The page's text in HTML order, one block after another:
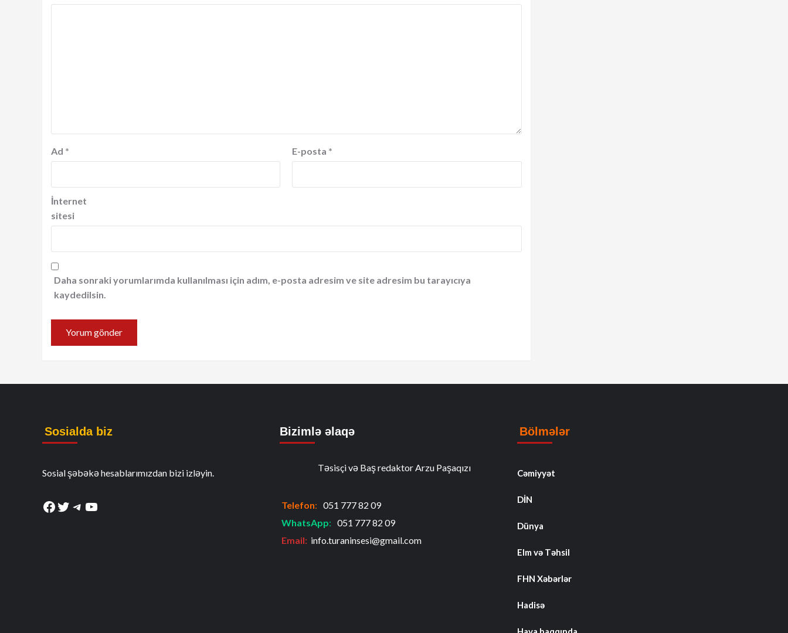
Ad * E-posta *
İnternet
sitesi
Daha sonraki yorumlarımda kullanılması için adım, e-posta adresim ve site adresim bu tarayıcıya
kaydedilsin.
Sosialda biz
Sosial şəbəkə hesablarımızdan bizi izləyin.
Facebook
Twitter
Telegram
YouTube
Bizimlə əlaqə
Təsisçi və Baş redaktor Arzu Paşaqızı
Telefon: 051 777 82 09
WhatsApp: 051 777 82 09
Email: info.turaninsesi@gmail.com
Bölmələr
Cəmiyyət
DİN
Dünya
Elm və Təhsil
FHN Xəbərlər
Hadisə